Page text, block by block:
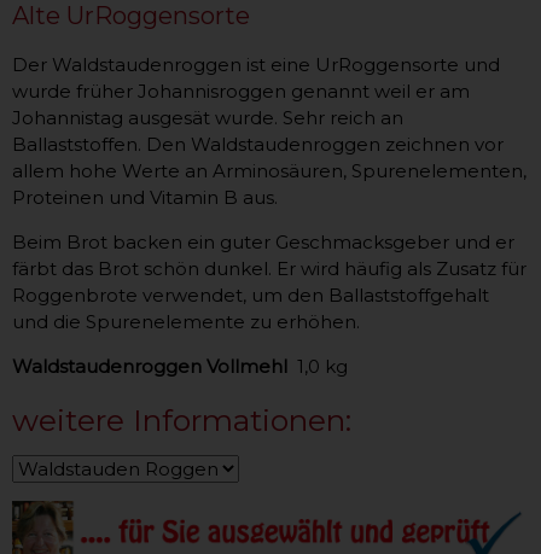
Alte UrRoggensorte
Der Waldstaudenroggen ist eine UrRoggensorte und
wurde früher Johannisroggen genannt weil er am
Johannistag ausgesät wurde. Sehr reich an
Ballaststoffen. Den Waldstaudenroggen zeichnen vor
allem hohe Werte an Arminosäuren, Spurenelementen,
Proteinen und Vitamin B aus.
Beim Brot backen ein guter Geschmacksgeber und er
färbt das Brot schön dunkel. Er wird häufig als Zusatz für
Roggenbrote verwendet, um den Ballaststoffgehalt
und die Spurenelemente zu erhöhen.
Waldstaudenroggen Vollmehl
1,0 kg
weitere Informationen: